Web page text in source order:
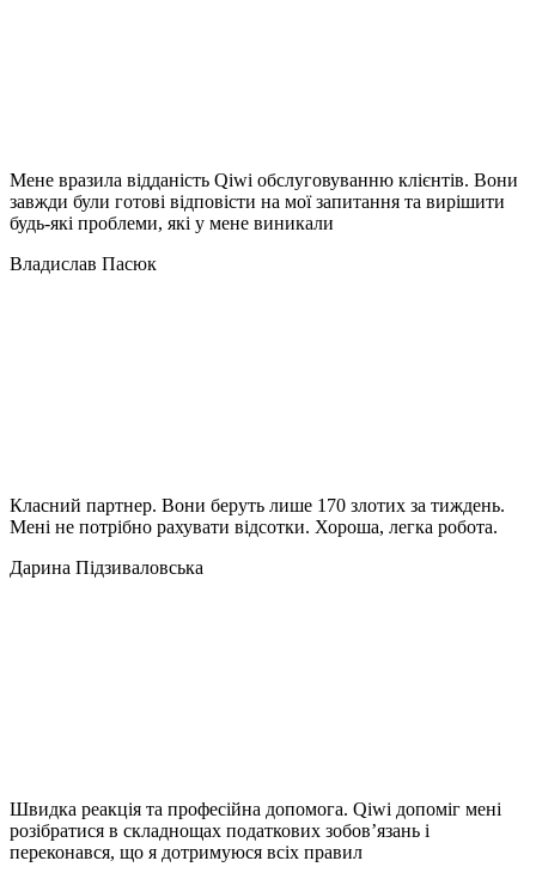
Мене вразила відданість Qiwi обслуговуванню клієнтів. Вони
завжди були готові відповісти на мої запитання та вирішити
будь-які проблеми, які у мене виникали
Владислав Пасюк
Класний партнер. Вони беруть лише 170 злотих за тиждень.
Мені не потрібно рахувати відсотки. Хороша, легка робота.
Дарина Підзиваловська
Швидка реакція та професійна допомога. Qiwi допоміг мені
розібратися в складнощах податкових зобов’язань і
переконався, що я дотримуюся всіх правил